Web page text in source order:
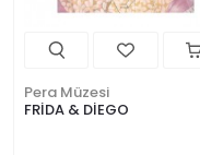
Pera Müzesi
FRİDA & DİEGO